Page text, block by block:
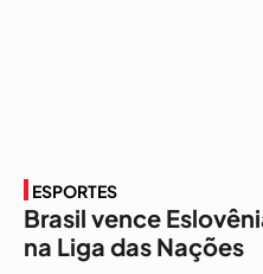
ESPORTES
Brasil vence
na Liga das Nações